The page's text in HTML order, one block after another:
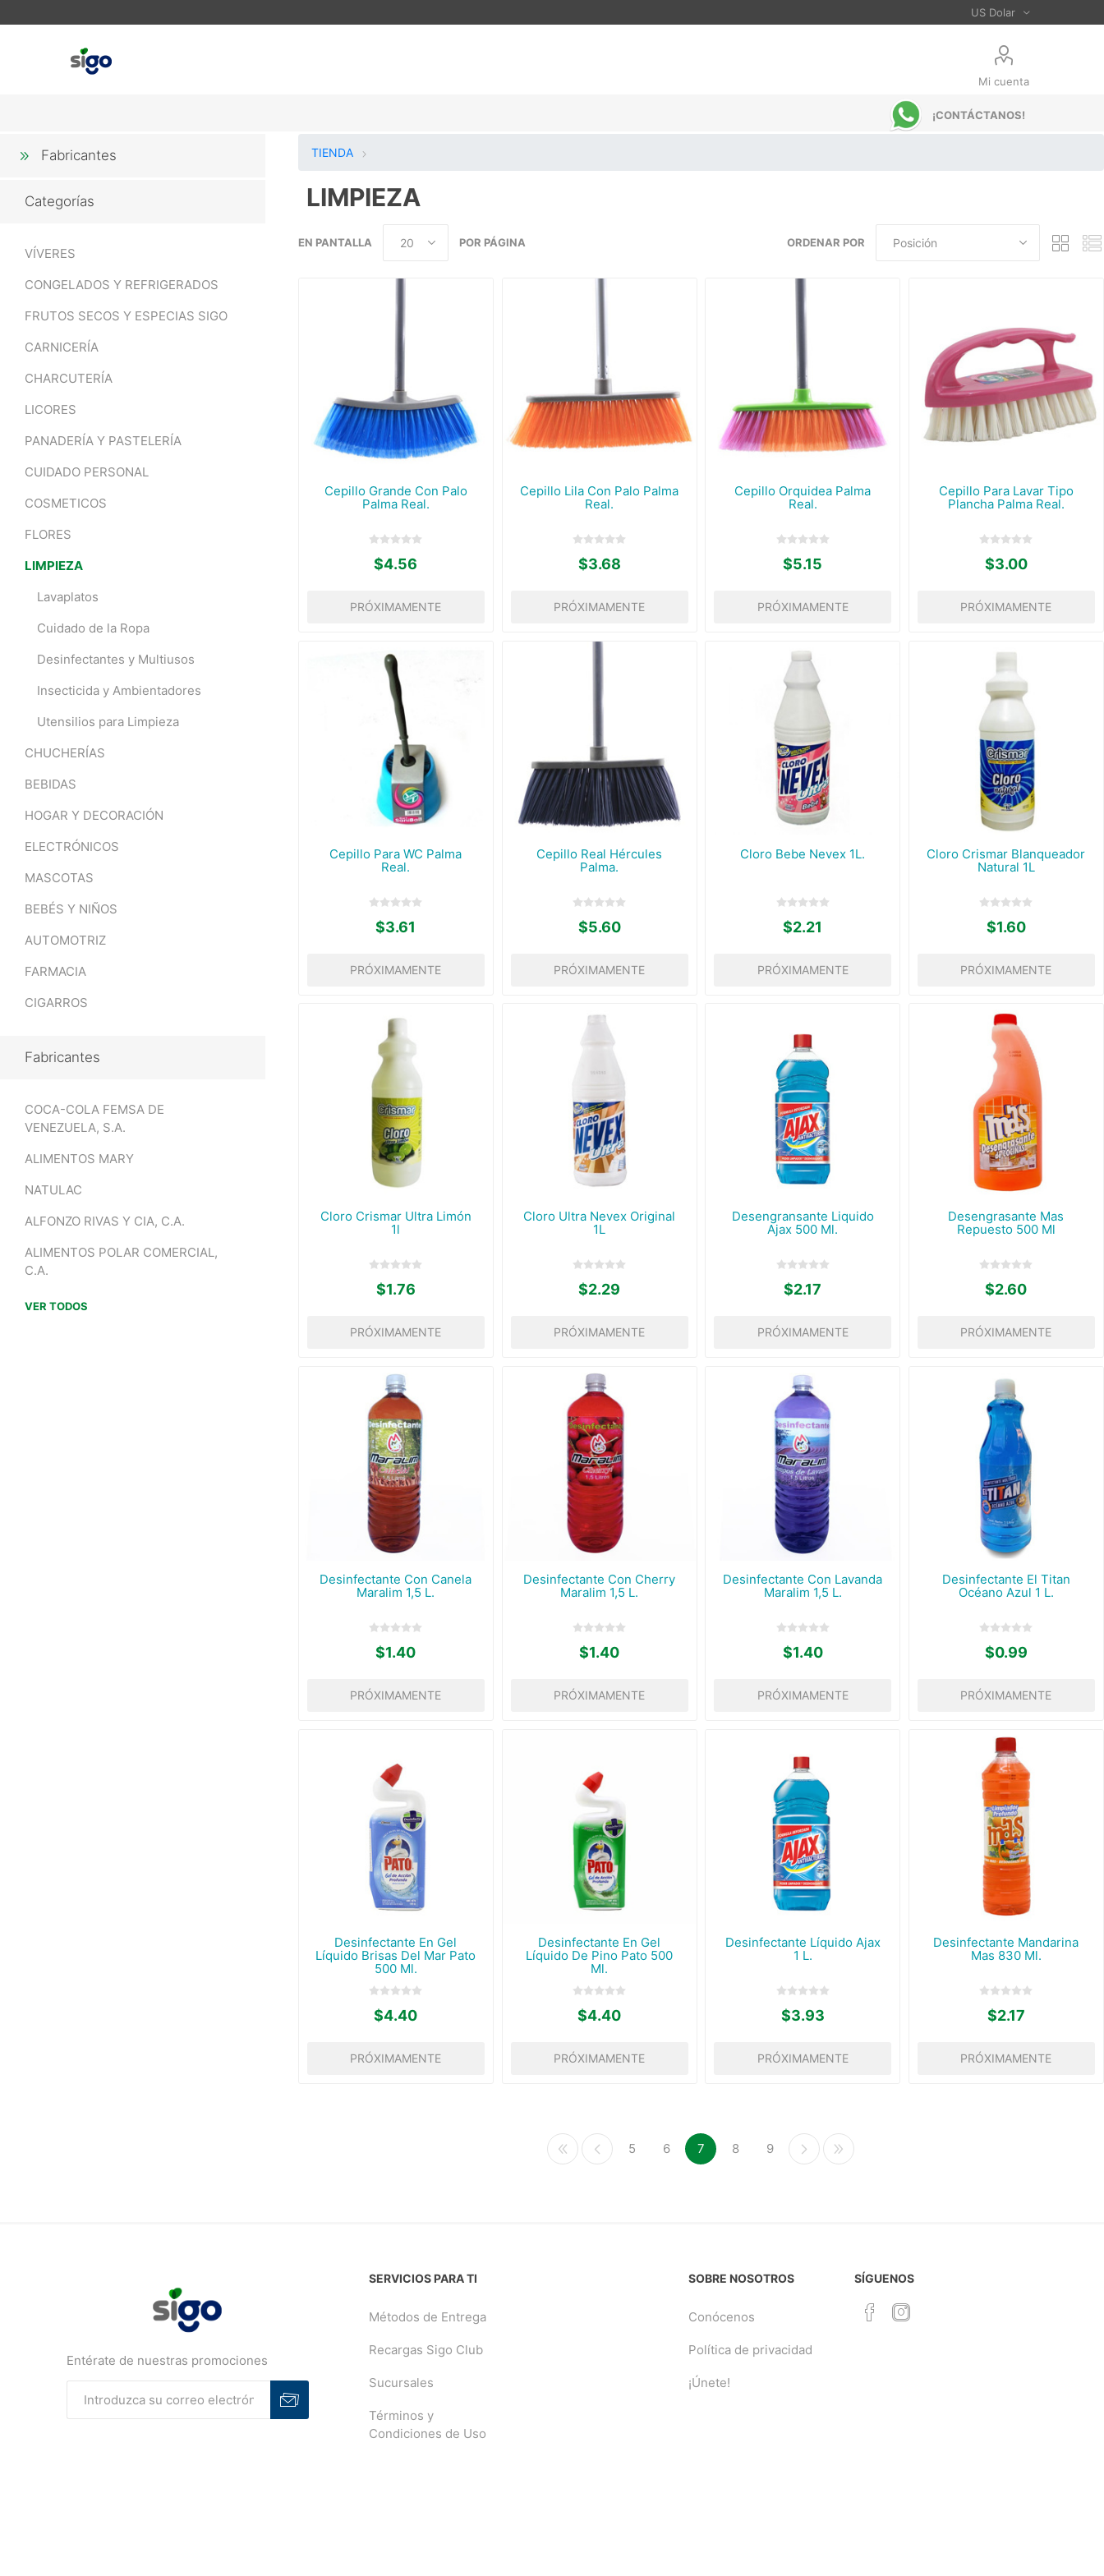
Mi cuenta
¡CONTÁCTANOS!
TIENDA
LIMPIEZA
ORDENAR POR
EN PANTALLA POR PÁGINA
Cepillo Grande Con Palo
Palma Real.
$4.56
PRÓXIMAMENTE
Cepillo Lila Con Palo Palma
Real.
$3.68
PRÓXIMAMENTE
Cepillo Orquidea Palma
Real.
$5.15
PRÓXIMAMENTE
Cepillo Para Lavar Tipo
Plancha Palma Real.
$3.00
PRÓXIMAMENTE
Cepillo Para WC Palma
Real.
$3.61
PRÓXIMAMENTE
Cepillo Real Hércules
Palma.
$5.60
PRÓXIMAMENTE
Cloro Bebe Nevex 1L.
$2.21
PRÓXIMAMENTE
Cloro Crismar Blanqueador
Natural 1L
$1.60
PRÓXIMAMENTE
Cloro Crismar Ultra Limón
1l
$1.76
PRÓXIMAMENTE
Cloro Ultra Nevex Original
1L
$2.29
PRÓXIMAMENTE
Desengransante Liquido
Ajax 500 Ml.
$2.17
PRÓXIMAMENTE
Desengrasante Mas
Repuesto 500 Ml
$2.60
PRÓXIMAMENTE
Desinfectante Con Canela
Maralim 1,5 L.
$1.40
PRÓXIMAMENTE
Desinfectante Con Cherry
Maralim 1,5 L.
$1.40
PRÓXIMAMENTE
Desinfectante Con Lavanda
Maralim 1,5 L.
$1.40
PRÓXIMAMENTE
Desinfectante El Titan
Océano Azul 1 L.
$0.99
PRÓXIMAMENTE
Desinfectante En Gel
Líquido Brisas Del Mar Pato
500 Ml.
$4.40
PRÓXIMAMENTE
Desinfectante En Gel
Líquido De Pino Pato 500
Ml.
$4.40
PRÓXIMAMENTE
Desinfectante Líquido Ajax
1 L.
$3.93
PRÓXIMAMENTE
Desinfectante Mandarina
Mas 830 Ml.
$2.17
PRÓXIMAMENTE
5 6 7 8 9
Fabricantes
Categorías
VÍVERES
CONGELADOS Y REFRIGERADOS
FRUTOS SECOS Y ESPECIAS SIGO
CARNICERÍA
CHARCUTERÍA
LICORES
PANADERÍA Y PASTELERÍA
CUIDADO PERSONAL
COSMETICOS
FLORES
LIMPIEZA
Lavaplatos
Cuidado de la Ropa
Desinfectantes y Multiusos
Insecticida y Ambientadores
Utensilios para Limpieza
CHUCHERÍAS
BEBIDAS
HOGAR Y DECORACIÓN
ELECTRÓNICOS
MASCOTAS
BEBÉS Y NIÑOS
AUTOMOTRIZ
FARMACIA
CIGARROS
Fabricantes
COCA-COLA FEMSA DE
VENEZUELA, S.A.
ALIMENTOS MARY
NATULAC
ALFONZO RIVAS Y CIA, C.A.
ALIMENTOS POLAR COMERCIAL,
C.A.
VER TODOS
Entérate de nuestras promociones
SERVICIOS PARA TI
Métodos de Entrega
Recargas Sigo Club
Sucursales
Términos y
Condiciones de Uso
SOBRE NOSOTROS
Conócenos
Política de privacidad
¡Únete!
SÍGUENOS